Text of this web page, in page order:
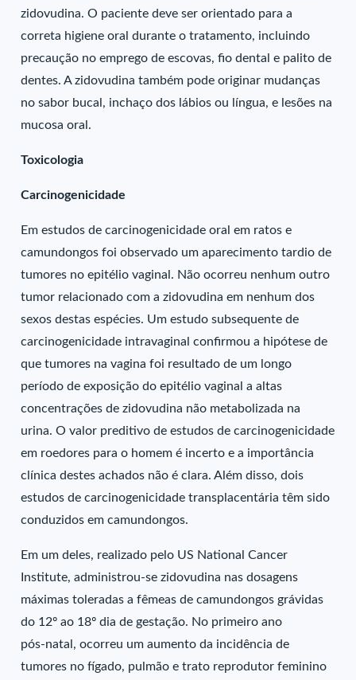
zidovudina. O paciente deve ser orientado para a
correta higiene oral durante o tratamento, incluindo
precaução no emprego de escovas, fio dental e palito de
dentes. A zidovudina também pode originar mudanças
no sabor bucal, inchaço dos lábios ou língua, e lesões na
mucosa oral.
Toxicologia
Carcinogenicidade
Em estudos de carcinogenicidade oral em ratos e
camundongos foi observado um aparecimento tardio de
tumores no epitélio vaginal. Não ocorreu nenhum outro
tumor relacionado com a zidovudina em nenhum dos
sexos destas espécies. Um estudo subsequente de
carcinogenicidade intravaginal confirmou a hipótese de
que tumores na vagina foi resultado de um longo
período de exposição do epitélio vaginal a altas
concentrações de zidovudina não metabolizada na
urina. O valor preditivo de estudos de carcinogenicidade
em roedores para o homem é incerto e a importância
clínica destes achados não é clara. Além disso, dois
estudos de carcinogenicidade transplacentária têm sido
conduzidos em camundongos.
Em um deles, realizado pelo US National Cancer
Institute, administrou-se zidovudina nas dosagens
máximas toleradas a fêmeas de camundongos grávidas
do 12º ao 18º dia de gestação. No primeiro ano
pós-natal, ocorreu um aumento da incidência de
tumores no fígado, pulmão e trato reprodutor feminino